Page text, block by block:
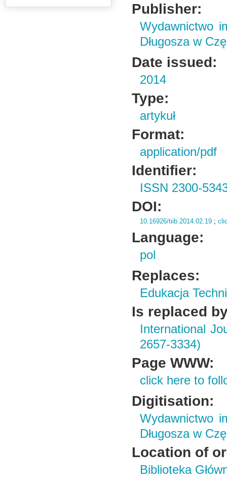
Publisher:
Wydawnictwo
Długosza w
Date issued:
2014
Type:
artykuł
Format:
application/pdf
Identifier:
ISSN 2300-
DOI:
10.16926/tiib.2014.02.19 ;
Language:
pol
Replaces:
Edukacja
Is replaced
International
2657-3334)
Page WWW:
click here to
Digitisation:
Wydawnictwo
Długosza w
Location of
Biblioteka